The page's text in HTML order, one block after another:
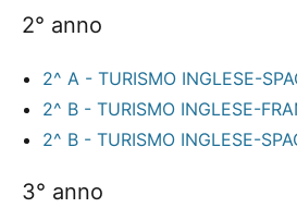
2° anno
2^ A - TURISMO INGLESE-
2^ B - TURISMO INGLESE-
2^ B - TURISMO INGLESE-
3° anno